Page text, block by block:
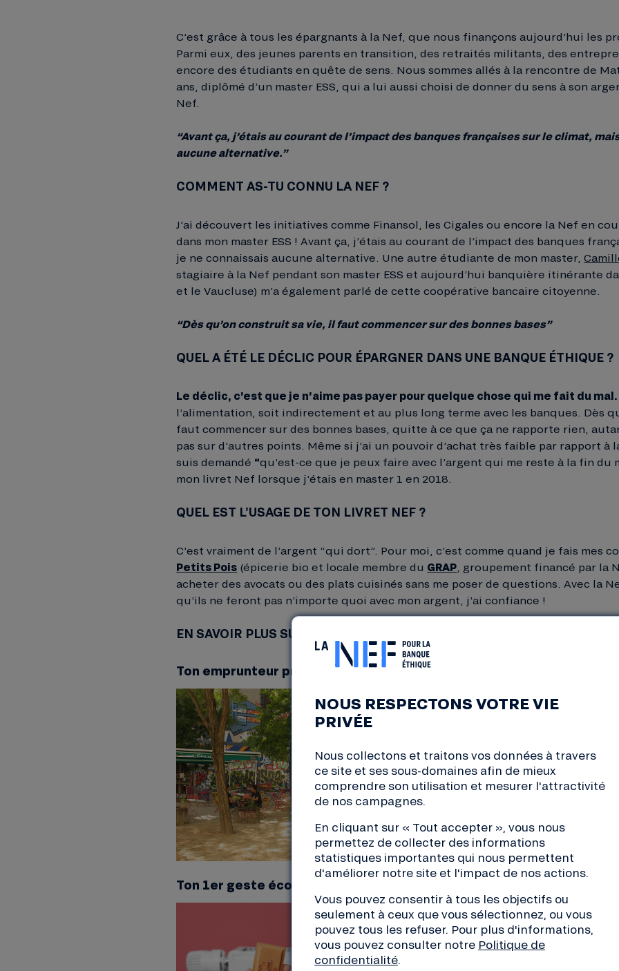
C’est grâce à tous les épargnants à la Nef, que nous finançons aujourd’hui les
Parmi eux, des jeunes parents en transition, des retraités militants, des
encore des étudiants en quête de sens. Nous sommes allés à la rencontre de
ans, diplômé d’un master ESS, qui a lui aussi choisi de donner du sens à son
Nef.
“Avant ça, j’étais au courant de l’impact des banques françaises sur le climat,
aucune alternative.”
COMMENT AS-TU CONNU LA NEF ?
J’ai découvert les initiatives comme Finansol, les Cigales ou encore la Nef en
dans mon master ESS ! Avant ça, j’étais au courant de l’impact des banques
je ne connaissais aucune alternative. Une autre étudiante de mon master,
stagiaire à la Nef pendant son master ESS et aujourd’hui banquière itinérante
et le Vaucluse) m’a également parlé de cette coopérative bancaire citoyenne.
“Dès qu’on construit sa vie, il faut commencer sur des bonnes bases”
QUEL A ÉTÉ LE DÉCLIC POUR ÉPARGNER DANS UNE BANQUE ÉTHIQUE ?
Le déclic, c’est que je n’aime pas payer pour quelque chose qui me fait du mal.
l’alimentation, soit indirectement et au plus long terme avec les banques. Dès
faut commencer sur des bonnes bases, quitte à ce que ça ne rapporte rien,
pas sur d’autres points. Même si j’ai un pouvoir d’achat très faible par rapport à
suis demandé “qu’est-ce que je peux faire avec l’argent qui me reste à la fin du
mon livret Nef lorsque j’étais en master 1 en 2018.
QUEL EST L’USAGE DE TON LIVRET NEF ?
C’est vraiment de l’argent “qui dort”. Pour moi, c’est comme quand je fais mes
Petits Pois (épicerie bio et locale membre du GRAP , groupement financé par la
acheter des avocats ou des plats cuisinés sans me poser de questions. Avec la
qu’ils ne feront pas n’importe quoi avec mon argent, j’ai confiance !
EN SAVOIR PLUS SUR MATHIAS ?!
Ton emprunteur préféré ?
Le Court-Circuit Le Bieristanpour leurs
ensoleillées et les bonnes bières. Et aussi
Biocoop que vous avez financées !
Ton 1er geste écolo ?
Quand tu es étudiant, tu es forcément
NOUS RESPECTONS VOTRE VIE
PRIVÉE
Nous collectons et traitons vos données à travers
ce site et ses sous-domaines afin de mieux
comprendre son utilisation et mesurer l'attractivité
de nos campagnes.
En cliquant sur « Tout accepter », vous nous
permettez de collecter des informations
statistiques importantes qui nous permettent
d'améliorer notre site et l'impact de nos actions.
Vous pouvez consentir à tous les objectifs ou
seulement à ceux que vous sélectionnez, ou vous
pouvez tous les refuser. Pour plus d'informations,
vous pouvez consulter notre Politique de
confidentialité.